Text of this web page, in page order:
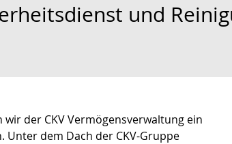
und
der CKV Vermögensverwaltung ein
Unter dem Dach der CKV-Gruppe